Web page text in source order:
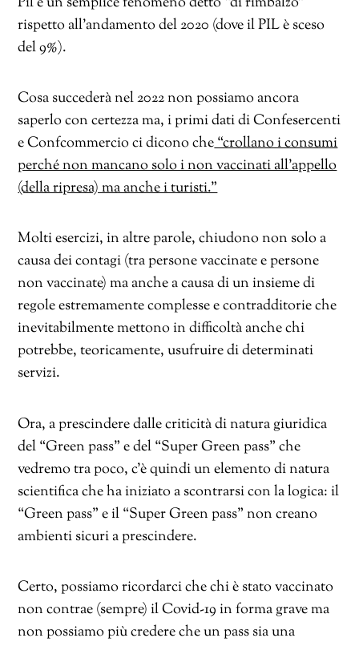
rispetto all’andamento del 2020 (dove il PIL è sceso
del 9%).
Cosa succederà nel 2022 non possiamo ancora
saperlo con certezza ma, i primi dati di Confesercenti
e Confcommercio ci dicono che“crollano i consumi
perché non mancano solo i non vaccinati all’appello
(della ripresa) ma anche i turisti.”
Molti esercizi, in altre parole, chiudono non solo a
causa dei contagi (tra persone vaccinate e persone
non vaccinate) ma anche a causa di un insieme di
regole estremamente complesse e contradditorie che
inevitabilmente mettono in difficoltà anche chi
potrebbe, teoricamente, usufruire di determinati
servizi.
Ora, a prescindere dalle criticità di natura giuridica
del “Green pass” e del “Super Green pass” che
vedremo tra poco, c’è quindi un elemento di natura
scientifica che ha iniziato a scontrarsi con la logica: il
“Green pass” e il “Super Green pass” non creano
ambienti sicuri a prescindere.
Certo, possiamo ricordarci che chi è stato vaccinato
non contrae (sempre) il Covid-19 in forma grave ma
non possiamo più credere che un pass sia una